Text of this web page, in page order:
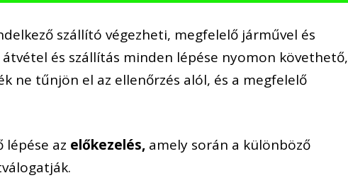
szállító végezheti, megfelelő járművel és
és szállítás minden lépése nyomon követhető,
ne tűnjön el az ellenőrzés alól, és a megfelelő
lépése az előkezelés, amely során a különböző